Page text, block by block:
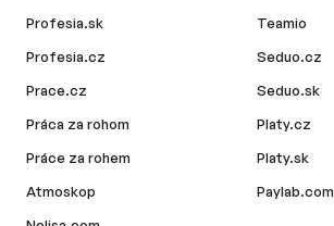
Profesia.sk
Profesia.cz
Prace.cz
Práca za rohom
Práce za rohem
Atmoskop
Teamio
Seduo.cz
Seduo.sk
Platy.cz
Platy.sk
Paylab.com